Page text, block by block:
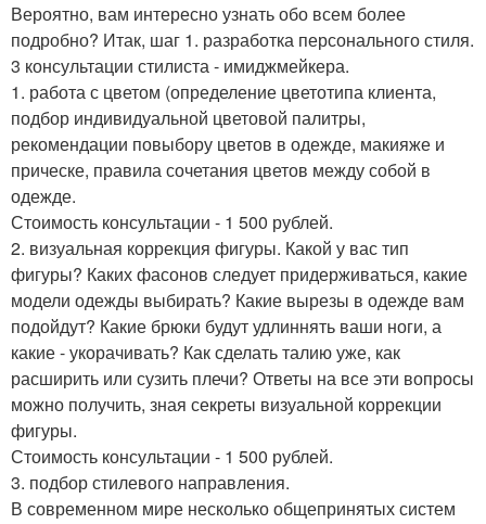
Вероятно, вам интересно узнать обо всем более
подробно? Итак, шаг 1. разработка персонального стиля.
3 консультации стилиста - имиджмейкера.
1. работа с цветом (определение цветотипа клиента,
подбор индивидуальной цветовой палитры,
рекомендации повыбору цветов в одежде, макияже и
прическе, правила сочетания цветов между собой в
одежде.
Стоимость консультации - 1 500 рублей.
2. визуальная коррекция фигуры. Какой у вас тип
фигуры? Каких фасонов следует придерживаться, какие
модели одежды выбирать? Какие вырезы в одежде вам
подойдут? Какие брюки будут удлиннять ваши ноги, а
какие - укорачивать? Как сделать талию уже, как
расширить или сузить плечи? Ответы на все эти вопросы
можно получить, зная секреты визуальной коррекции
фигуры.
Стоимость консультации - 1 500 рублей.
3. подбор стилевого направления.
В современном мире несколько общепринятых систем